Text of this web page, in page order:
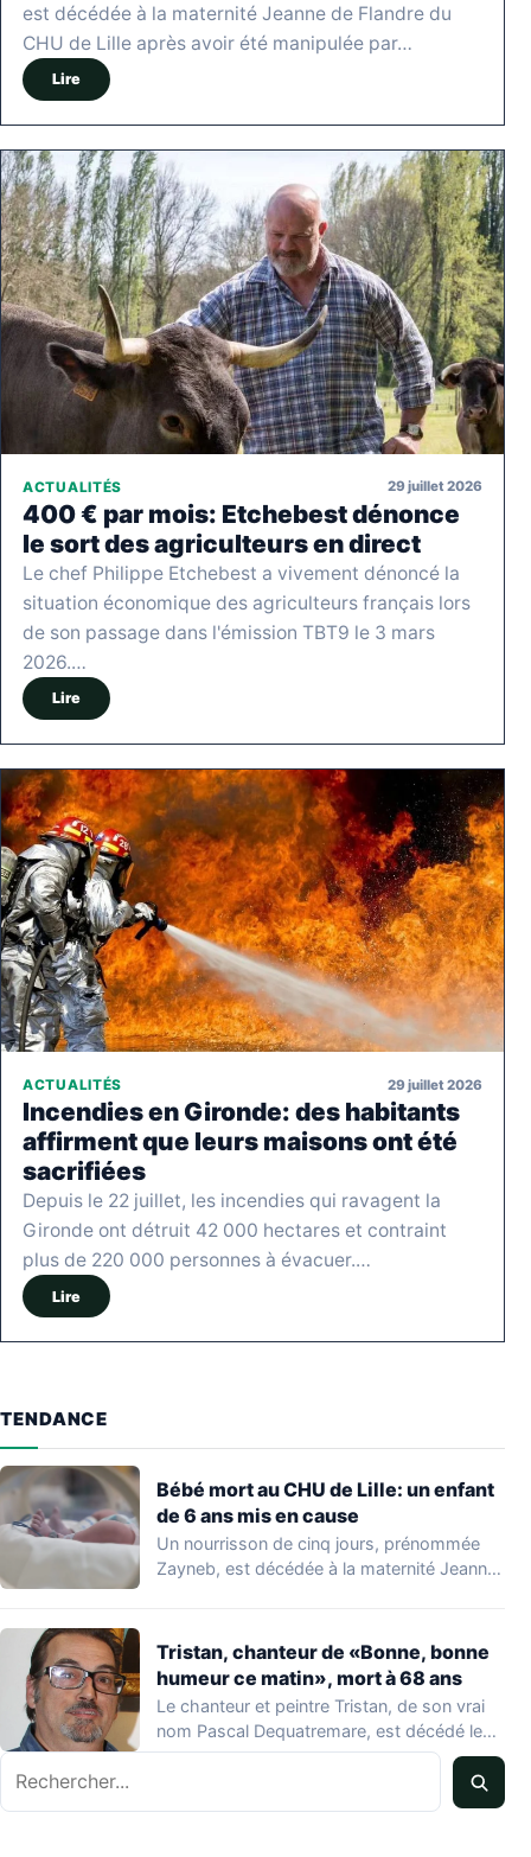
est décédée à la maternité Jeanne de Flandre du
CHU de Lille après avoir été manipulée par…
Lire
ACTUALITÉS 29 juillet 2026
400 € par mois: Etchebest dénonce
le sort des agriculteurs en direct
Le chef Philippe Etchebest a vivement dénoncé la
situation économique des agriculteurs français lors
de son passage dans l'émission TBT9 le 3 mars
2026.…
Lire
ACTUALITÉS 29 juillet 2026
Incendies en Gironde: des habitants
affirment que leurs maisons ont été
sacrifiées
Depuis le 22 juillet, les incendies qui ravagent la
Gironde ont détruit 42 000 hectares et contraint
plus de 220 000 personnes à évacuer.…
Lire
TENDANCE
Bébé mort au CHU de Lille: un enfant
de 6 ans mis en cause
Un nourrisson de cinq jours, prénommée
Zayneb, est décédée à la maternité Jeanne
Tristan, chanteur de «Bonne, bonne
humeur ce matin», mort à 68 ans
Le chanteur et peintre Tristan, de son vrai
nom Pascal Dequatremare, est décédé le…